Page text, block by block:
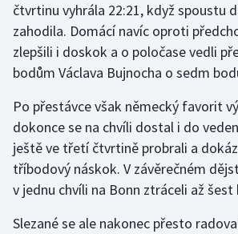
Golf
Gymnastika
Házená
Jezdectví
čtvrtinu vyhrála 22:21, když spoustu
zahodila. Domácí navíc oproti
zlepšili i doskok a o poločase vedli
bodům Václava Bujnocha o sedm
Po přestávce však německý favorit
dokonce se na chvíli dostal i do
ještě ve třetí čtvrtině probrali a
tříbodový náskok. V závěrečném
v jednu chvíli na Bonn ztráceli až šest
Slezané se ale nakonec přesto